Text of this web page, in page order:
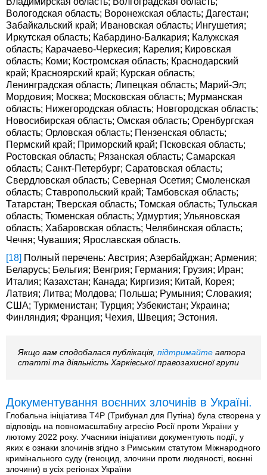
Вологодская область; Воронежская область; Дагестан;
Забайкальский край; Ивановская область; Ингушетия;
Иркутская область; Кабардино-Балкария; Калужская
область; Карачаево-Черкесия; Карелия; Кировская
область; Коми; Костромская область; Краснодарский
край; Красноярский край; Курская область;
Ленинградская область; Липецкая область; Марий-Эл;
Мордовия; Москва; Московская область; Мурманская
область; Нижегородская область; Новгородская область;
Новосибирская область; Омская область; Оренбургская
область; Орловская область; Пензенская область;
Пермский край; Приморский край; Псковская область;
Ростовская область; Рязанская область; Самарская
область; Санкт-Петербург; Саратовская область;
Свердловская область; Северная Осетия; Смоленская
область; Ставропольский край; Тамбовская область;
Татарстан; Тверская область; Томская область; Тульская
область; Тюменская область; Удмуртия; Ульяновская
область; Хабаровская область; Челябинская область;
Чечня; Чувашия; Ярославская область.
[18] Полный перечень: Австрия; Азербайджан; Армения;
Беларусь; Бельгия; Венгрия; Германия; Грузия; Иран;
Италия; Казахстан; Канада; Киргизия; Китай, Корея;
Латвия; Литва; Молдова; Польша; Румыния; Словакия;
США; Туркменистан; Турция; Узбекистан; Украина;
Финляндия; Франция; Чехия, Швеция; Эстония.
Якщо вам сподобалася публікація, підтримайте автора
статті та діяльність Харківської правозахисної групи
Документування воєнних злочинів в Україні.
Глобальна ініціатива T4P (Трибунал для Путіна) була створена у
відповідь на повномасштабну агресію Росії проти України у
лютому 2022 року. Учасники ініціативи документують події, у
яких є ознаки злочинів згідно з Римським статутом Міжнародного
кримінального суду (геноцид, злочини проти людяності, воєнні
злочини) в усіх регіонах України